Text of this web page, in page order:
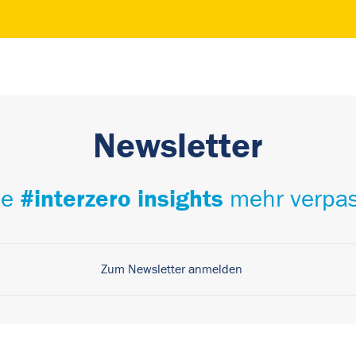
Newsletter
#interzero insights mehr
Zum Newsletter anmelden